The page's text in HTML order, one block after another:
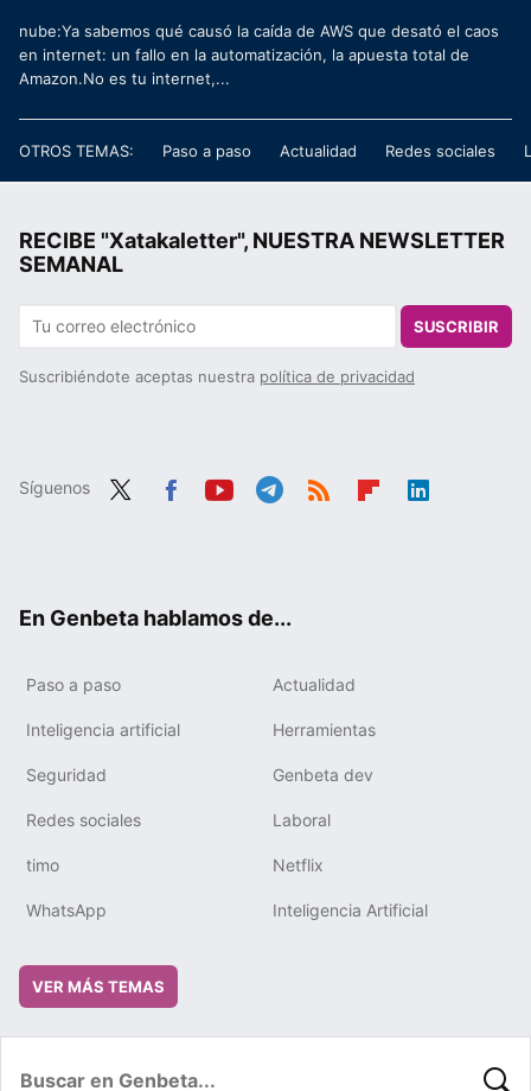
nube:Ya sabemos qué causó la caída de AWS que desató el caos
en internet: un fallo en la automatización, la apuesta total de
Amazon.No es tu internet,...
OTROS TEMAS: Paso a paso Actualidad Redes sociales
RECIBE "Xatakaletter", NUESTRA NEWSLETTER
SEMANAL
SUSCRIBIR
Suscribiéndote aceptas nuestra política de privacidad
Síguenos
En Genbeta hablamos de...
Paso a paso Actualidad
Inteligencia artificial Herramientas
Seguridad Genbeta dev
Redes sociales Laboral
timo Netflix
WhatsApp Inteligencia Artificial
VER MÁS TEMAS